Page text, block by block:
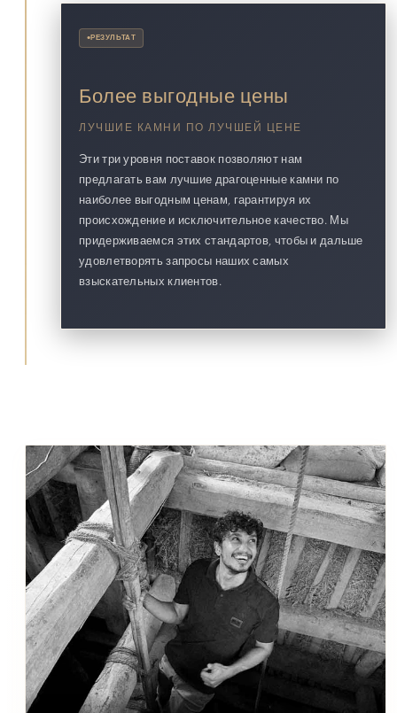
•РЕЗУЛЬТАТ
Более выгодные цены
ЛУЧШИЕ КАМНИ ПО ЛУЧШЕЙ ЦЕНЕ
Эти три уровня поставок позволяют нам
предлагать вам лучшие драгоценные камни по
наиболее выгодным ценам, гарантируя их
происхождение и исключительное качество. Мы
придерживаемся этих стандартов, чтобы и дальше
удовлетворять запросы наших самых
взыскательных клиентов.